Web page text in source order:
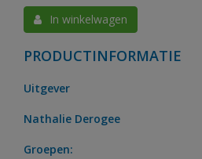
In winkelwagen
PRODUCTINFORMATIE
Uitgever
Nathalie Derogee
Groepen: